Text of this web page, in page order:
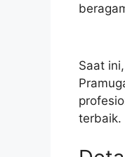
Saat
terbaik.